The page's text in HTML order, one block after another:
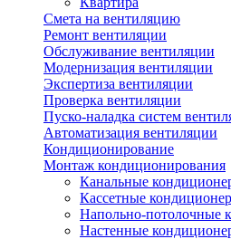
Смета на вентиляцию
Ремонт вентиляции
Обслуживание вентиляции
Модернизация вентиляции
Экспертиза вентиляции
Проверка вентиляции
Пуско-наладка систем
Автоматизация вентиляции
Кондиционирование
Монтаж кондиционирования
Канальные
Кассетные
Напольно-потолочные
Настенные